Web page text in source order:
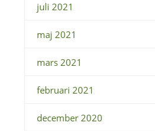
juli 2021
maj 2021
mars 2021
februari 2021
december 2020